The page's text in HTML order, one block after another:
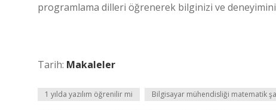
programlama dilleri öğrenerek bilginizi ve
Tarih: Makaleler
1 yılda yazılım öğrenilir mi Bilgisayar mühendisliği matematik